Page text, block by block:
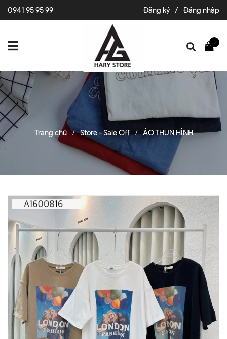
0941 95 95 99 Đăng ký / Đăng nhập
Trang chủ / Store - Sale Off / ÁO THUN HÌNH